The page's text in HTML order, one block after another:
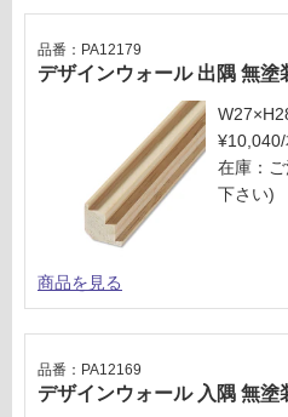
い
デザインウォール 出隅 無塗
品番：PA12179
¥10,040/
在庫：
下さい)
商品を見る
デザインウォール 入隅 無塗
品番：PA12169